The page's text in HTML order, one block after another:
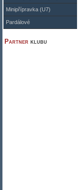
Minipřípravka (U7)
Pardálové
Partner klubu